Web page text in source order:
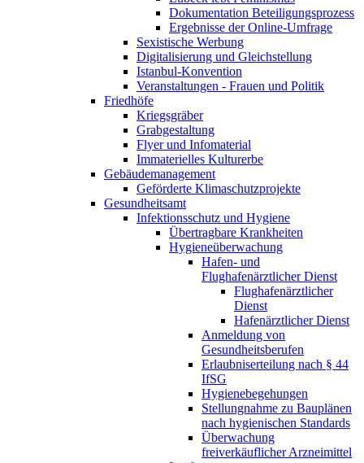
Dokumentation Beteiligungsprozess
Ergebnisse der Online-Umfrage
Sexistische Werbung
Digitalisierung und Gleichstellung
Istanbul-Konvention
Veranstaltungen - Frauen und Politik
Friedhöfe
Kriegsgräber
Grabgestaltung
Flyer und Infomaterial
Immaterielles Kulturerbe
Gebäudemanagement
Geförderte Klimaschutzprojekte
Gesundheitsamt
Infektionsschutz und Hygiene
Übertragbare Krankheiten
Hygieneüberwachung
Hafen- und
Flughafenärztlicher Dienst​
Flughafenärztlicher
Dienst​
Hafenärztlicher Dienst
Anmeldung von
Gesundheitsberufen
Erlaubniserteilung nach § 44
IfSG
Hygienebegehungen
Stellungnahme zu Bauplänen
nach hygienischen Standards
Überwachung
freiverkäuflicher Arzneimittel